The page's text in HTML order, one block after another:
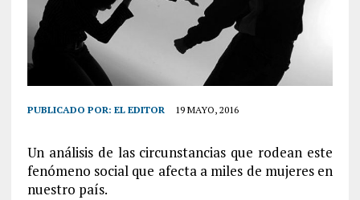
PUBLICADO POR: EL EDITOR 19 MAYO, 2016
Un análisis de las circunstancias que rodean este
fenómeno social que afecta a miles de mujeres en
nuestro país.